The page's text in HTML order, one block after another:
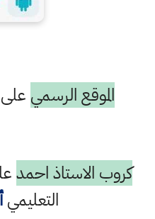
الموقع الرسمي
كروب الاستاذ احمد
التعليمي